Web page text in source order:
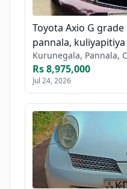
Toyota Axio G
pannala, kuliyapitiya
Kurunegala, Pannala,
Rs 8,975,000
Jul 24, 2026